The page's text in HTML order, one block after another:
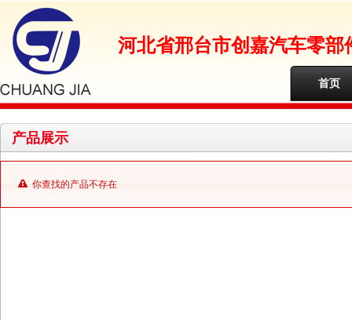
河北省邢台市创嘉汽车零部
首页
产品展示
你查找的产品不存在